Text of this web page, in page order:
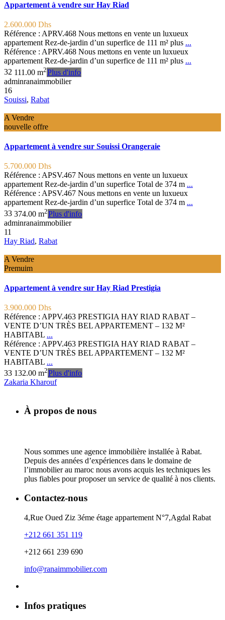
Appartement à vendre sur Hay Riad
2.600.000 Dhs
Référence : APRV.468 Nous mettons en vente un luxueux
appartement Rez-de-jardin d’un superfice de 111 m² plus ...
Référence : APRV.468 Nous mettons en vente un luxueux
appartement Rez-de-jardin d’un superfice de 111 m² plus ...
32 111.00 m2Plus d'info
adminranaimmobilier
16
Souissi, Rabat
A Vendre
nouvelle offre
Appartement à vendre sur Souissi Orangeraie
5.700.000 Dhs
Référence : APSV.467 Nous mettons en vente un luxueux
appartement Rez-de-jardin d’un superfice Total de 374 m ...
Référence : APSV.467 Nous mettons en vente un luxueux
appartement Rez-de-jardin d’un superfice Total de 374 m ...
33 374.00 m2Plus d'info
adminranaimmobilier
11
Hay Riad, Rabat
A Vendre
Premuim
Appartement à vendre sur Hay Riad Prestigia
3.900.000 Dhs
Référence : APPV.463 PRESTIGIA HAY RIAD RABAT –
VENTE D’UN TRÈS BEL APPARTEMENT – 132 M²
HABITABL ...
Référence : APPV.463 PRESTIGIA HAY RIAD RABAT –
VENTE D’UN TRÈS BEL APPARTEMENT – 132 M²
HABITABL ...
33 132.00 m2Plus d'info
Zakaria Kharouf
À propos de nous
Nous sommes une agence immobilière installée à Rabat.
Depuis des années d’expériences dans le domaine de
l’immobilier au maroc nous avons acquis les techniques les
plus fiables pour proposer un service de qualité à nos clients.
Contactez-nous
4,Rue Oued Ziz 3éme étage appartement N°7,Agdal Rabat
+212 661 351 119
+212 661 239 690
info@ranaimmobilier.com
Infos pratiques